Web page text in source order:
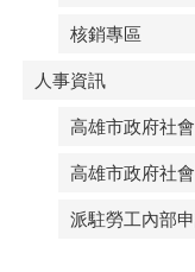
核銷專區
人事資訊
高雄市政府社
高雄市政府社
派駐勞工內部